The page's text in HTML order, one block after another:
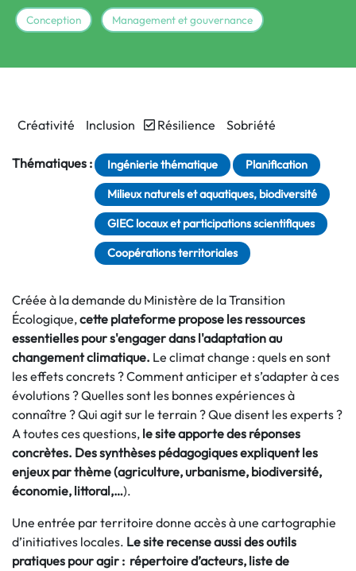
Conception Management et gouvernance
Créativité Inclusion Résilience Sobriété
Thématiques : Ingénierie thématique Planification
Milieux naturels et aquatiques, biodiversité
GIEC locaux et participations scientifiques
Coopérations territoriales
Créée à la demande du Ministère de la Transition
Écologique,cette plateforme propose les ressources
essentielles pour s'engager dans l'adaptation au
changement climatique. Le climat change : quels en sont
les effets concrets ? Comment anticiper et s’adapter à ces
évolutions ? Quelles sont les bonnes expériences à
connaître ? Qui agit sur le terrain ? Que disent les experts ?
A toutes ces questions, le site apporte des réponses
concrètes. Des synthèses pédagogiques expliquent les
enjeux par thème (agriculture, urbanisme, biodiversité,
économie, littoral,…).
Une entrée par territoire donne accès à une cartographie
d’initiatives locales. Le site recense aussi des outils
pratiques pour agir : répertoire d’acteurs, liste de